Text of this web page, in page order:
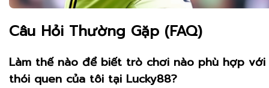
Câu Hỏi Thường Gặp (FAQ)
Làm thế nào để biết trò chơi nào phù hợp với
thói quen của tôi tại Lucky88?